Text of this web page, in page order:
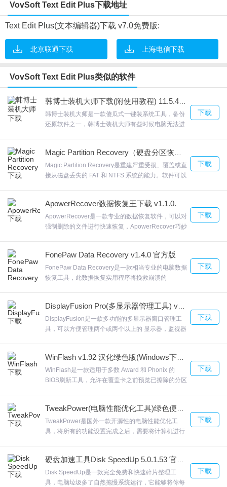
1.插入日期和时间。
2.更改背景颜色和字体属性。
VovSoft Text Edit Plus软件优势
2.更改背景颜色和字体属性。
3.删除所有行的第一个和最后一个字符。
4.编辑文本文件，生成快速统计数据
6.打开，编辑，保存，打印纯文本文件。
7.小写和大写转换。
9.将文本插入行的开头或结尾。
10.删除重复的行。
VovSoft Text Edit Plus更新日志
3.按字符串添加单独的行
VovSoft Text Edit Plus下载地址
Text Edit Plus(文本编辑器)下载 v7.0免费版:
北京联通下载 上海电信下载
VovSoft Text Edit Plus类似的软件
韩博士装机大师是一款傻瓜式一键装系统工具，备份
还原软件之一，韩博士装机大师有些时候电脑无法进
G，欢迎来合众软件园下载体验。
下载
Magic Partition Recovery是重建严重受损、覆盖或直
接从磁盘丢失的 FAT 和 NTFS 系统的能力。软件可以
上浏览文件的常用方式来查看和浏览已删除文件及文
件夹。Magic Partition Recovery重建磁盘结构，欢迎
来合众软件园下载体验。
下载
ApowerRecover是一款专业的数据恢复软件，可以对
强制删除的文件进行快速恢复，ApowerRecover巧妙
复，您只需要选择对应的文件，点击扫描功能就可以
了，欢迎来合众软件园下载体验。
下载
FonePaw Data Recovery v1.4.0 官方版
FonePaw Data Recovery是一款相当专业的电脑数据
恢复工具，此数据恢复实用程序将挽救崩溃的
Data Recovery可以帮助用户恢复电脑上的数据，欢
迎来合众软件园下载体验。
下载
DisplayFusion是一款多功能的多显示器窗口管理工
具，可以方便管理两个或两个以上的 显示器，监视器
程序窗口。DisplayFusion窗口管理，使用
DisplayFusion的窗口管理功能可以轻松地在显示器
之间移动窗口。欢迎来合众软件园下载体验。
下载
WinFlash是一款适用于多数 Award 和 Phonix 的
BIOS刷新工具，允许在覆盖卡之前预览已擦除的分区
选择Update BIOSWinFlash，Award BIOS写入
WinFlash WIN系统下图形操作，欢迎来合众软件园
下载体验。
下载
TweakPower是国外一款开源性的电脑性能优化工
具，将所有的功能设置完成之后，需要将计算机进行
表并删除大量磁盘空间时快速删除Windows，程序和
浏览器混乱。包括了注册表，欢迎来合众软件园下载
体验。
下载
Disk SpeedUp是一款完全免费和快速碎片整理工
具，电脑垃圾多了自然拖慢系统运行，它能够将你每
下载